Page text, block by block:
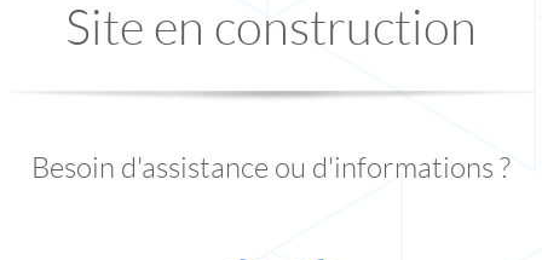
Site en construction
Besoin d'assistance ou d'informations ?